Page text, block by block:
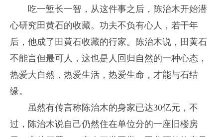
吃一堑长一智，从这件事之后，陈治木开始潜
心研究田黄石的收藏。功夫不负有心人，若干年
后，他成了田黄石收藏的行家。陈治木说，田黄石
不能言但最可人，这也是人回归自然的一种心态，
热爱大自然，热爱生活，热爱生命，才能与石结
缘。
虽然有传言称陈治木的身家已达30亿元，不
过，陈治木说自己仍然住在单位分的一座旧楼房